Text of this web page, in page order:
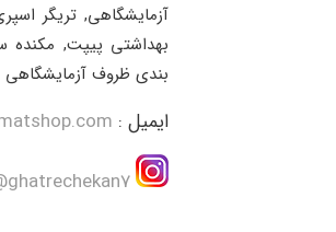
آزمایشگاهی, تریگر
بهداشتی پیپت, مکنده
بندی ظروف آزمایشگاهی
ایمیل :
ghatrechekan7@